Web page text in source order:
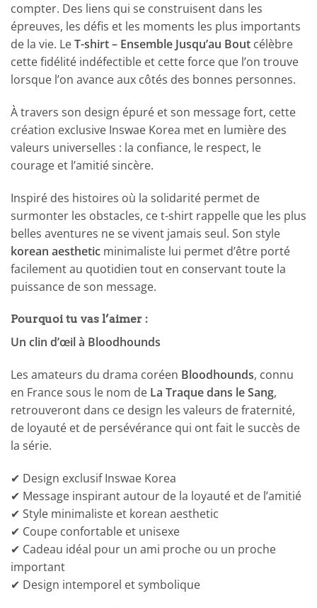
compter. Des liens qui se construisent dans les
épreuves, les défis et les moments les plus importants
de la vie. LeT-shirt – Ensemble Jusqu’au Bout célèbre
cette fidélité indéfectible et cette force que l’on trouve
lorsque l’on avance aux côtés des bonnes personnes.
À travers son design épuré et son message fort, cette
création exclusive Inswae Korea met en lumière des
valeurs universelles : la confiance, le respect, le
courage et l’amitié sincère.
Inspiré des histoires où la solidarité permet de
surmonter les obstacles, ce t-shirt rappelle que les plus
belles aventures ne se vivent jamais seul. Son style
korean aesthetic minimaliste lui permet d’être porté
facilement au quotidien tout en conservant toute la
puissance de son message.
Pourquoi tu vas l’aimer :
Un clin d’œil à Bloodhounds
Les amateurs du drama coréen Bloodhounds, connu
en France sous le nom de La Traque dans le Sang,
retrouveront dans ce design les valeurs de fraternité,
de loyauté et de persévérance qui ont fait le succès de
la série.
✔ Design exclusif Inswae Korea
✔ Message inspirant autour de la loyauté et de l’amitié
✔ Style minimaliste et korean aesthetic
✔ Coupe confortable et unisexe
✔ Cadeau idéal pour un ami proche ou un proche
important
✔ Design intemporel et symbolique